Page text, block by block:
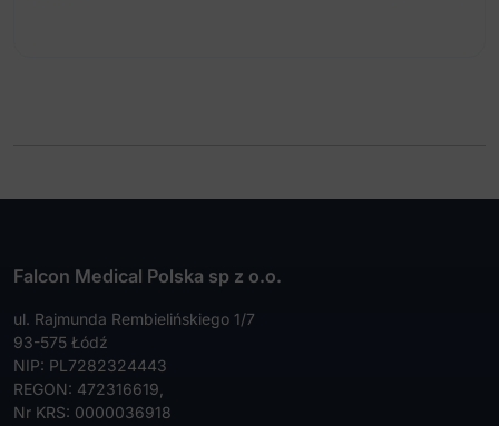
Falcon Medical Polska sp z o.o.
ul. Rajmunda Rembielińskiego 1/7
93-575 Łódź
NIP: PL7282324443
REGON: 472316619,
Nr KRS: 0000036918